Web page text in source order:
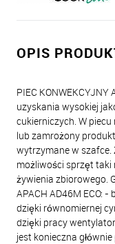
OPIS
PIEC KONWEKCYJNY
uzyskania wysokiej
cukierniczych. W
lub zamrożony
wytrzymane w szafce.
możliwości sprzęt taki
żywienia zbiorowego.
APACH AD46M ECO:
dzięki równomiernej
dzięki pracy
jest konieczna